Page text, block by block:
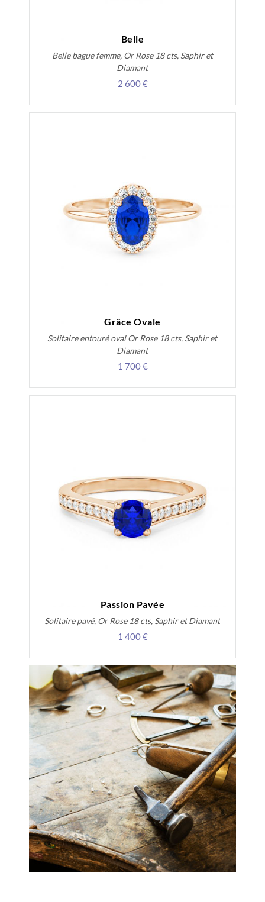
Belle
Belle bague femme, Or Rose 18 cts, Saphir et
Diamant
2 600 €
Grâce Ovale
Solitaire entouré oval Or Rose 18 cts, Saphir et
Diamant
1 700 €
Passion Pavée
Solitaire pavé, Or Rose 18 cts, Saphir et Diamant
1 400 €